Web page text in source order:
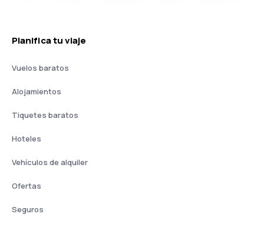
Planifica tu viaje
Vuelos baratos
Alojamientos
Tiquetes baratos
Hoteles
Vehículos de alquiler
Ofertas
Seguros